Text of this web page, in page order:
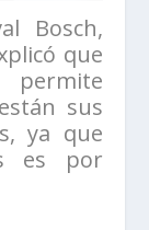
Bosch,
que
sus
ya que
es por